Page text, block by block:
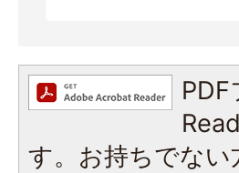
す。お持ちでな